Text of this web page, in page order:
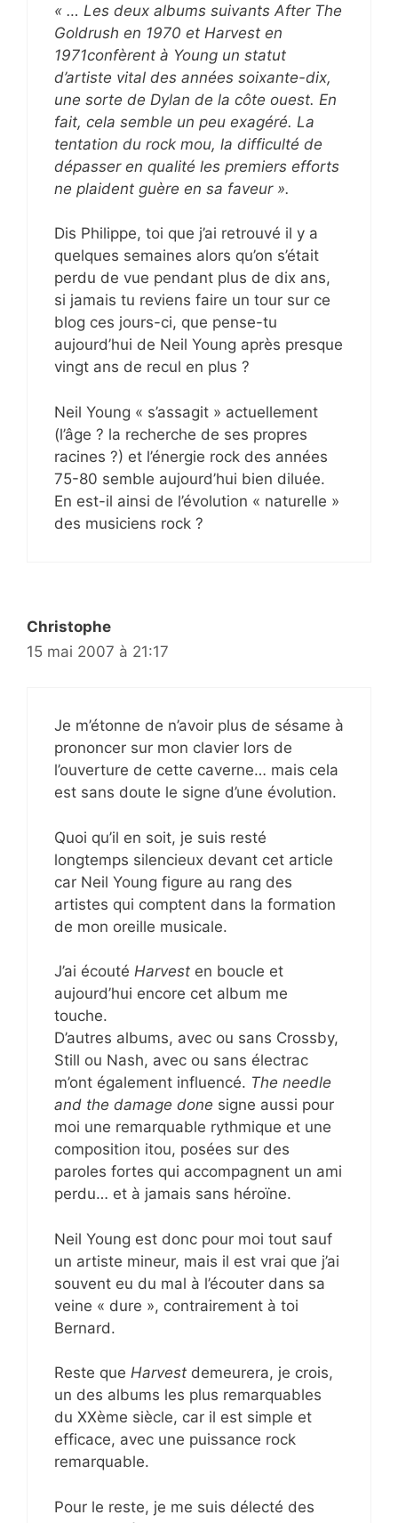
« … Les deux albums suivants After The
Goldrush en 1970 et Harvest en
1971confèrent à Young un statut
d’artiste vital des années soixante-dix,
une sorte de Dylan de la côte ouest. En
fait, cela semble un peu exagéré. La
tentation du rock mou, la difficulté de
dépasser en qualité les premiers efforts
ne plaident guère en sa faveur ».
Dis Philippe, toi que j’ai retrouvé il y a
quelques semaines alors qu’on s’était
perdu de vue pendant plus de dix ans,
si jamais tu reviens faire un tour sur ce
blog ces jours-ci, que pense-tu
aujourd’hui de Neil Young après presque
vingt ans de recul en plus ?
Neil Young « s’assagit » actuellement
(l’âge ? la recherche de ses propres
racines ?) et l’énergie rock des années
75-80 semble aujourd’hui bien diluée.
En est-il ainsi de l’évolution « naturelle »
des musiciens rock ?
Christophe
15 mai 2007 à 21:17
Je m’étonne de n’avoir plus de sésame à
prononcer sur mon clavier lors de
l’ouverture de cette caverne… mais cela
est sans doute le signe d’une évolution.
Quoi qu’il en soit, je suis resté
longtemps silencieux devant cet article
car Neil Young figure au rang des
artistes qui comptent dans la formation
de mon oreille musicale.
J’ai écouté Harvest en boucle et
aujourd’hui encore cet album me
touche.
D’autres albums, avec ou sans Crossby,
Still ou Nash, avec ou sans électrac
m’ont également influencé. The needle
and the damage done signe aussi pour
moi une remarquable rythmique et une
composition itou, posées sur des
paroles fortes qui accompagnent un ami
perdu… et à jamais sans héroïne.
Neil Young est donc pour moi tout sauf
un artiste mineur, mais il est vrai que j’ai
souvent eu du mal à l’écouter dans sa
veine « dure », contrairement à toi
Bernard.
Reste que Harvest demeurera, je crois,
un des albums les plus remarquables
du XXème siècle, car il est simple et
efficace, avec une puissance rock
remarquable.
Pour le reste, je me suis délecté des